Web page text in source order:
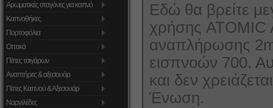
Αρωματικές σταγόνες για καπνό
Καπνοθήκες
Πορτοφόλια
Οπτικά
Πίπες τσιγάρων
Αναπτήρες & αξεσουάρ
Πίπες Καπνού & Αξεσουάρ
Ναργιλέδες
Εδώ θα βρείτε
χρήσης ATOMIC
αναπλήρωσης 2ml
εισπνοών 700.
και δεν
Ένωση.